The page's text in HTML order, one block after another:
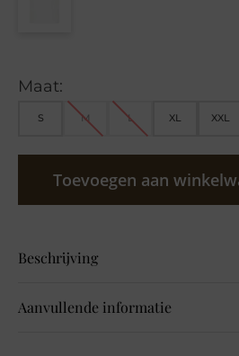
Maat:
S M L XL XXL
Toevoegen aan
Beschrijving
B324980 EOS_FP Shirt
Aanvullende informatie